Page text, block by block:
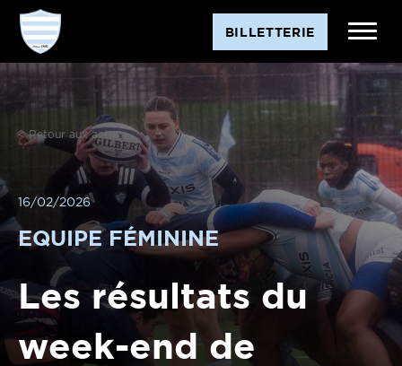
BILLETTERIE
< Retour aux actus
16/02/2026
EQUIPE FÉMININE
Les résultats du
week-end de